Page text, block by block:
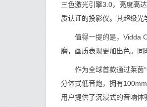
三色激光引擎3.0，亮度高
质认证的投影仪。其超级光
值得一提的是，Vidda
磨，画质表现更加出色。同
作为全球首款通过莱茵“0
分体式低音炮，拥有
用户提供了沉浸式的音响体